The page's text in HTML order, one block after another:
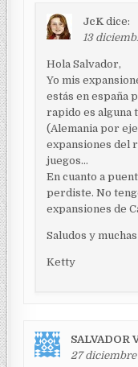
JcK dice:
13
Hola Salvador,
Yo mis
estás en españa
rapido es alguna
(Alemania por
expansiones del
juegos…
En cuanto a
perdiste. No
expansiones de
Saludos y
Ketty
SALVADOR
27 diciembre